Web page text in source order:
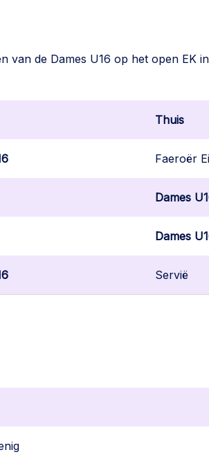
van de Dames U16 op het open EK
Thuis
Faeroër
Dames
Dames
Servië